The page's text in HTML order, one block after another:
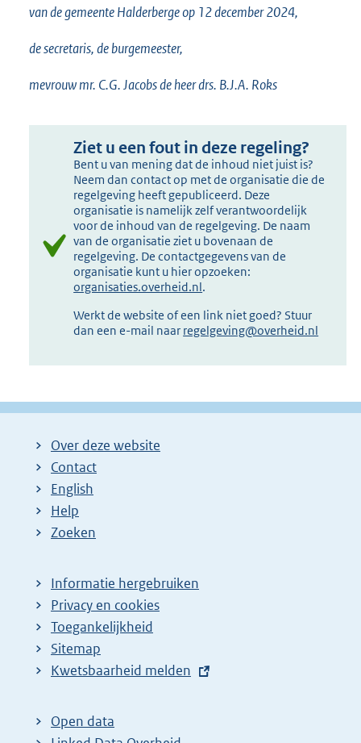
van de gemeente Halderberge op 12 december 2024,
de secretaris, de burgemeester,
mevrouw mr. C.G. Jacobs de heer drs. B.J.A. Roks
Ziet u een fout in deze regeling?
Bent u van mening dat de inhoud niet juist is?
Neem dan contact op met de organisatie die de
regelgeving heeft gepubliceerd. Deze
organisatie is namelijk zelf verantwoordelijk
voor de inhoud van de regelgeving. De naam
van de organisatie ziet u bovenaan de
regelgeving. De contactgegevens van de
organisatie kunt u hier opzoeken:
organisaties.overheid.nl.
Werkt de website of een link niet goed? Stuur
dan een e-mail naar regelgeving@overheid.nl
Over deze website
Contact
English
Help
Zoeken
Informatie hergebruiken
Privacy en cookies
Toegankelijkheid
Sitemap
E
t
e
Kwetsbaarheid melden
Open data